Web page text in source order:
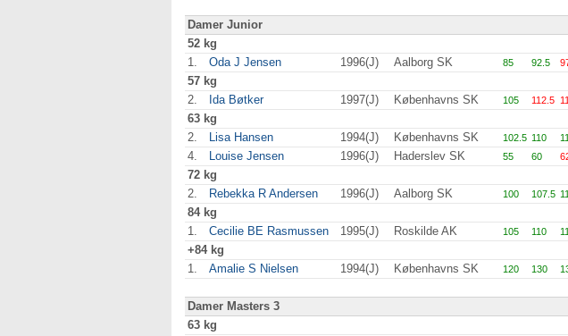
Damer Junior
52 kg
1.
Oda J Jensen 1996(J) Aalborg SK 85 92.5
57 kg
2.
Ida Bøtker 1997(J) Københavns SK 105 112.5
63 kg
2.
Lisa Hansen 1994(J) Københavns SK 102.5 110
4.
Louise Jensen 1996(J) Haderslev SK 55 60
72 kg
2.
Rebekka R Andersen 1996(J) Aalborg SK 100 107.5
84 kg
1.
Cecilie BE Rasmussen 1995(J) Roskilde AK 105 110
+84 kg
1.
Amalie S Nielsen 1994(J) Københavns SK 120 130
Damer Masters 3
63 kg